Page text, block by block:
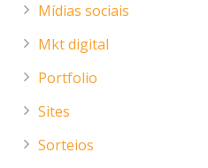
Mídias sociais
Mkt digital
Portfolio
Sites
Sorteios